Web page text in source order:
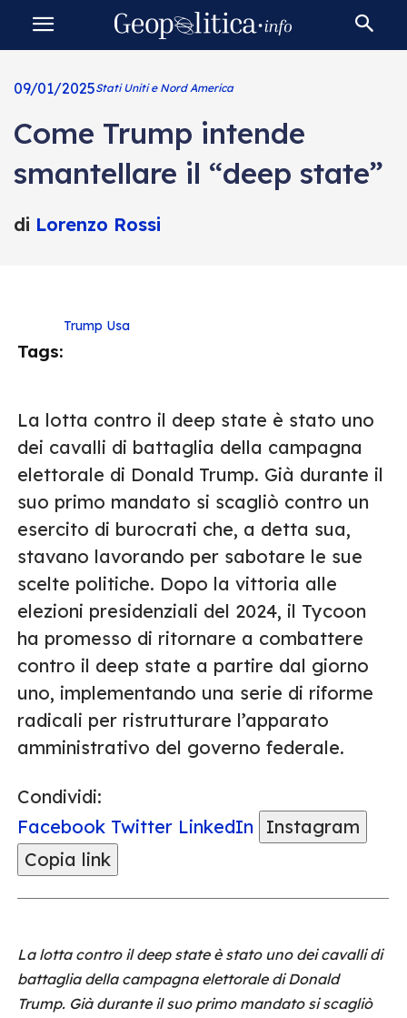
09/01/2025Stati Uniti e Nord America
Come Trump intende
smantellare il “deep state”
di Lorenzo Rossi
Tags:
Trump Usa
La lotta contro il deep state è stato uno
dei cavalli di battaglia della campagna
elettorale di Donald Trump. Già durante il
suo primo mandato si scagliò contro un
esercito di burocrati che, a detta sua,
stavano lavorando per sabotare le sue
scelte politiche. Dopo la vittoria alle
elezioni presidenziali del 2024, il Tycoon
ha promesso di ritornare a combattere
contro il deep state a partire dal giorno
uno, implementando una serie di riforme
radicali per ristrutturare l’apparato
amministrativo del governo federale.
Condividi:
Facebook Twitter LinkedIn
Instagram
Copia link
La lotta contro il deep state è stato uno dei cavalli di
battaglia della campagna elettorale di Donald
Trump. Già durante il suo primo mandato si scagliò